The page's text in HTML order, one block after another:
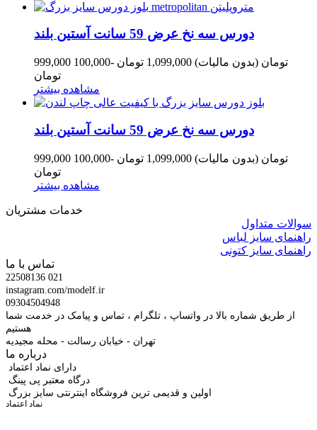
دورس سه نخ عرض 59 سانت آستین بلند
999,000 تومان (بدون مالیات) 1,099,000 تومان
-100,000
تومان
مشاهده بیشتر
دورس سه نخ عرض 59 سانت آستین بلند
999,000 تومان (بدون مالیات) 1,099,000 تومان
-100,000
تومان
مشاهده بیشتر
خدمات مشتریان
سوالات متداول
راهنمای سایز لباس
راهنمای سایز کتونی
تماس با ما
22508136 021
instagram.com/modelf.ir
09304504948
از طریق شماره بالا در واتساپ ، تلگرام ، تماس و پیامک در خدمت شما
هستیم
تهران - خیابان رسالت - محله مجیدیه
درباره ما
دارای نماد اعتماد
درگاه معتبر پی پینگ
اولین و قدیمی ترین فروشگاه اینترنتی سایز بزرگ
نماد اعتماد